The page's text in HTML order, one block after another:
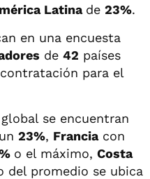
Latina de 23%.
en una encuesta
de 42 países
para el
se encuentran
23%, Franciacon
o el máximo, Costa
del promedio se ubica